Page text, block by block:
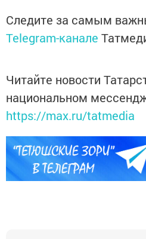
Следите за самым
Telegram-канале
Читайте новости
национальном
https://max.ru/tatmedia